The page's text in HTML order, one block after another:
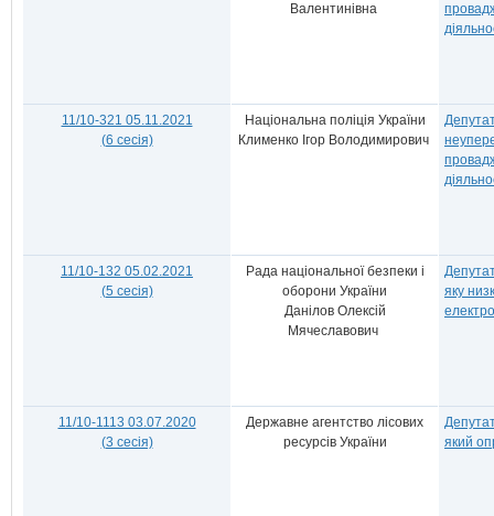
Валентинівна
11/10-321 05.11.2021
(6 сесія)
Національна поліція України
Клименко Ігор Володимирович
11/10-132 05.02.2021
(5 сесія)
Рада національної безпеки і
оборони України
Данілов Олексій
Мячеславович
яку
11/10-1113 03.07.2020
(3 сесія)
Державне агентство лісових
ресурсів України
який